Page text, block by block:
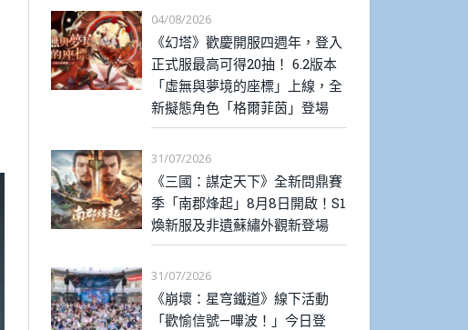
04/08/2026
《幻塔》歡慶開服四週年，登入
正式服最高可得20抽！ 6.2版本
「虛無與夢境的座標」上線，全
新擬態角色「格爾菲茵」登場
31/07/2026
《三國：謀定天下》全新問鼎賽
季「南郡烽起」8月8日開啟！S1
煥新服及非遺蘇繡外觀新登場
31/07/2026
《崩壞：星穹鐵道》線下活動
「歡愉信號—嗶波！」今日登